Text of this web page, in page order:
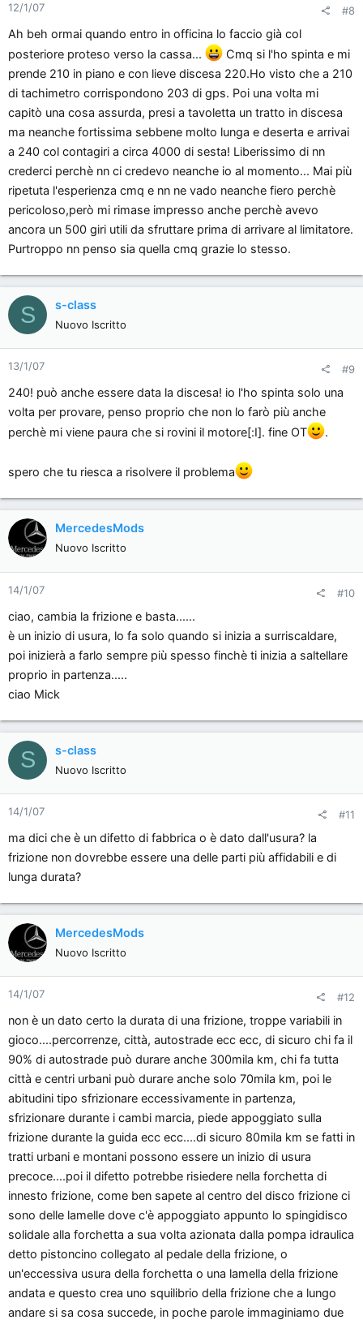
12/1/07 #8
Ah beh ormai quando entro in officina lo faccio già col
posteriore proteso verso la cassa...
Cmq si l'ho spinta e mi
prende 210 in piano e con lieve discesa 220.Ho visto che a 210
di tachimetro corrispondono 203 di gps. Poi una volta mi
capitò una cosa assurda, presi a tavoletta un tratto in discesa
ma neanche fortissima sebbene molto lunga e deserta e arrivai
a 240 col contagiri a circa 4000 di sesta! Liberissimo di nn
crederci perchè nn ci credevo neanche io al momento... Mai più
ripetuta l'esperienza cmq e nn ne vado neanche fiero perchè
pericoloso,però mi rimase impresso anche perchè avevo
ancora un 500 giri utili da sfruttare prima di arrivare al limitatore.
Purtroppo nn penso sia quella cmq grazie lo stesso.
S s-class
Nuovo Iscritto
13/1/07 #9
240! può anche essere data la discesa! io l'ho spinta solo una
volta per provare, penso proprio che non lo farò più anche
perchè mi viene paura che si rovini il motore[:I]. fine OT
.
spero che tu riesca a risolvere il problema
MercedesMods
Nuovo Iscritto
14/1/07 #10
ciao, cambia la frizione e basta......
è un inizio di usura, lo fa solo quando si inizia a surriscaldare,
poi inizierà a farlo sempre più spesso finchè ti inizia a saltellare
proprio in partenza.....
ciao Mick
S s-class
Nuovo Iscritto
14/1/07 #11
ma dici che è un difetto di fabbrica o è dato dall'usura? la
frizione non dovrebbe essere una delle parti più affidabili e di
lunga durata?
MercedesMods
Nuovo Iscritto
14/1/07 #12
non è un dato certo la durata di una frizione, troppe variabili in
gioco....percorrenze, città, autostrade ecc ecc, di sicuro chi fa il
90% di autostrade può durare anche 300mila km, chi fa tutta
città e centri urbani può durare anche solo 70mila km, poi le
abitudini tipo sfrizionare eccessivamente in partenza,
sfrizionare durante i cambi marcia, piede appoggiato sulla
frizione durante la guida ecc ecc....di sicuro 80mila km se fatti in
tratti urbani e montani possono essere un inizio di usura
precoce....poi il difetto potrebbe risiedere nella forchetta di
innesto frizione, come ben sapete al centro del disco frizione ci
sono delle lamelle dove c'è appoggiato appunto lo spingidisco
solidale alla forchetta a sua volta azionata dalla pompa idraulica
detto pistoncino collegato al pedale della frizione, o
un'eccessiva usura della forchetta o una lamella della frizione
andata e questo crea uno squilibrio della frizione che a lungo
andare si sa cosa succede, in poche parole immaginiamo due